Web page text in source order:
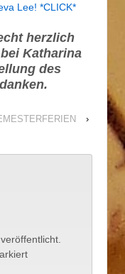
Lee! *CLICK*
herzlich
Katharina
des
›